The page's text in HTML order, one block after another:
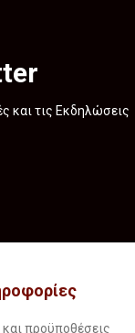
και τις Εκδηλώσεις
και προϋποθέσεις